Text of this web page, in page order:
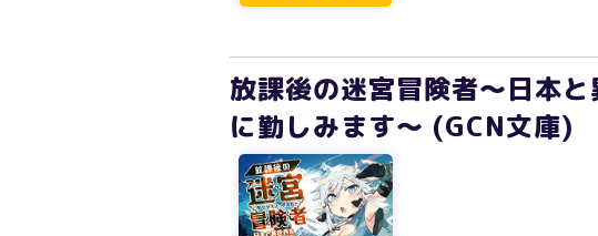
放課後の迷宮冒険者～日本
に勤しみます～ (GCN文庫)